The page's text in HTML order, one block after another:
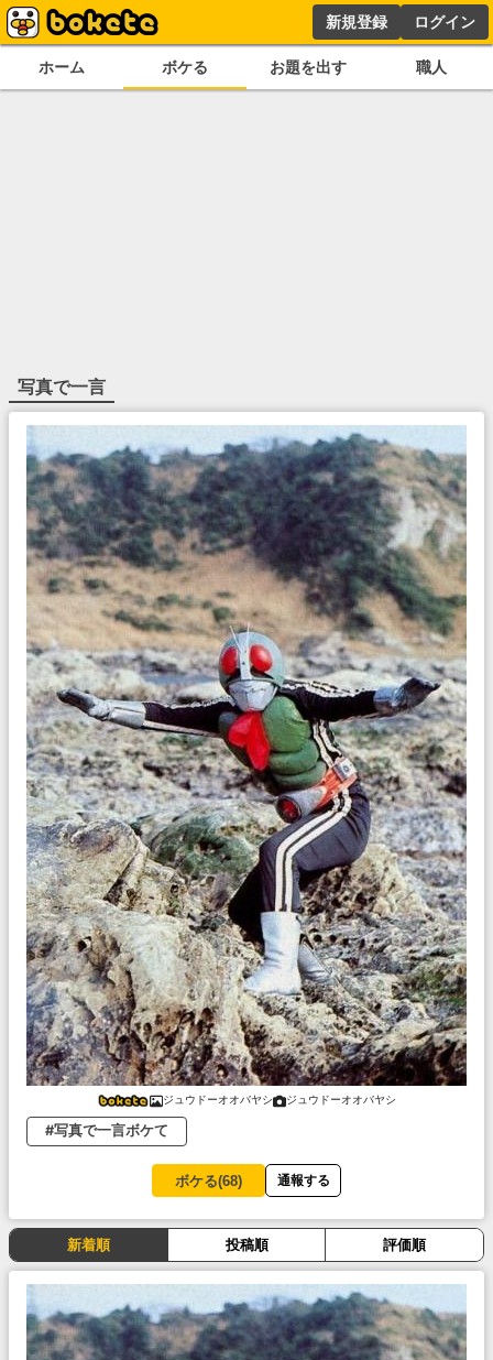
新規登録 ログイン
ホーム ボケる お題を出す 職人
写真で一言
ジュウドーオオバヤシ ジュウドーオオバヤシ
#写真で一言ボケて
ボケる(68) 通報する
新着順 投稿順 評価順